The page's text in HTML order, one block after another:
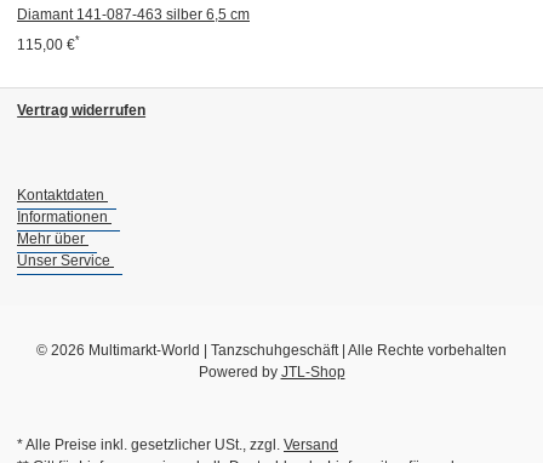
Diamant 141-087-463 silber 6,5 cm
115,00 €*
Vertrag widerrufen
Kontaktdaten
Informationen
Mehr über
Unser Service
© 2026 Multimarkt-World | Tanzschuhgeschäft | Alle Rechte vorbehalten
Powered by JTL-Shop
* Alle Preise inkl. gesetzlicher USt., zzgl. Versand